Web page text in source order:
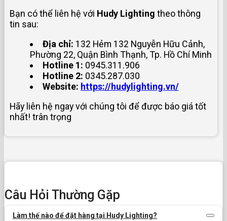
Bạn có thể liên hệ với Hudy Lighting theo thông
tin sau:
Địa chỉ: 132 Hẻm 132 Nguyễn Hữu Cảnh,
Phường 22, Quận Bình Thạnh, Tp. Hồ Chí Minh
Hotline 1: 0945.311.906
Hotline 2: 0345.287.030
Website: https://hudylighting.vn/
Hãy liên hệ ngay với chúng tôi để được báo giá tốt
nhất! trân trọng
Câu Hỏi Thường Gặp
Làm thế nào để đặt hàng tại Hudy Lighting?